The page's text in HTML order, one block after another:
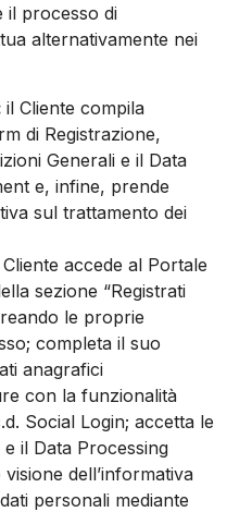
il processo di
alternativamente nei
il Cliente compila
di Registrazione,
Generali e il Data
e, infine, prende
sul trattamento dei
accede al Portale
sezione “Registrati
le proprie
completa il suo
anagrafici
con la funzionalità
Social Login; accetta le
il Data Processing
dell’informativa
personali mediante